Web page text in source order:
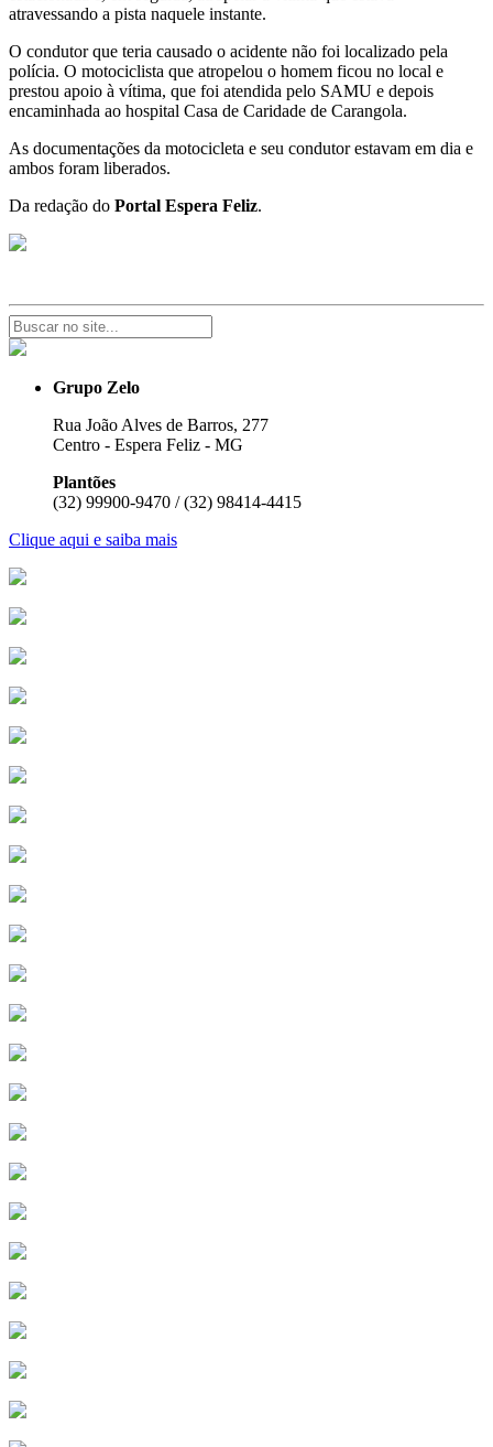
atravessando a pista naquele instante.
O condutor que teria causado o acidente não foi localizado pela
polícia. O motociclista que atropelou o homem ficou no local e
prestou apoio à vítima, que foi atendida pelo SAMU e depois
encaminhada ao hospital Casa de Caridade de Carangola.
As documentações da motocicleta e seu condutor estavam em dia e
ambos foram liberados.
Da redação do Portal Espera Feliz.
Grupo Zelo
Rua João Alves de Barros, 277
Centro - Espera Feliz - MG
Plantões
(32) 99900-9470 / (32) 98414-4415
Clique aqui e saiba mais